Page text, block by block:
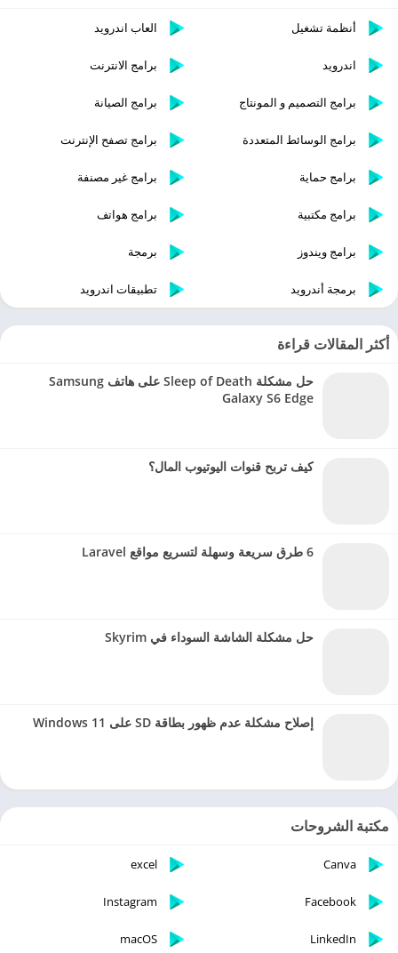
أنظمة تشغيل العاب اندرويد
اندرويد برامج الانترنت
برامج التصميم و المونتاج برامج الصيانة
برامج الوسائط المتعددة برامج تصفح الإنترنت
برامج حماية برامج غير مصنفة
برامج مكتبية برامج هواتف
برامج ويندوز برمجة
برمجة أندرويد تطبيقات اندرويد
أكثر المقالات قراءة
حل مشكلة Sleep of Death على هاتف Samsung
Galaxy S6 Edge
كيف تربح قنوات اليوتيوب المال؟
6 طرق سريعة وسهلة لتسريع مواقع Laravel
حل مشكلة الشاشة السوداء في Skyrim
إصلاح مشكلة عدم ظهور بطاقة SD على Windows 11
مكتبة الشروحات
Canva
excel
Facebook
Instagram
LinkedIn
macOS